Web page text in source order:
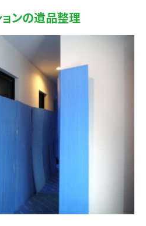
ョンの遺品整理